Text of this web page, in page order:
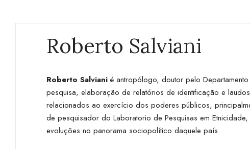
Roberto Salviani
Roberto Salviani é antropólogo, doutor pelo
pesquisa, elaboração de relatórios de identificação e
relacionados ao exercício dos poderes públicos,
de pesquisador do Laboratorio de Pesquisas em
evoluções no panorama sociopolítico daquele país.